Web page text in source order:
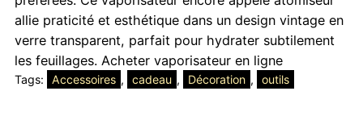
allie praticité et esthétique dans un design vintage en
verre transparent, parfait pour hydrater subtilement
les feuillages. Acheter vaporisateur en ligne
Tags: Accessoires , cadeau , Décoration , outils